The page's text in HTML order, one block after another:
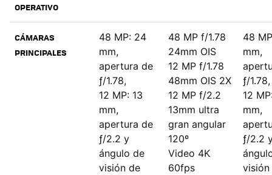
OPERATIVO
CÁMARAS
PRINCIPALES
48 MP: 24
mm,
apertura de
ƒ/1.78,
12 MP: 13
mm,
apertura de
ƒ/2.2 y
ángulo de
visión de
48 MP f/1.78
24mm OIS
12 MP f/1.78
48mm OIS 2X
12 MP f/2.2
13mm ultra
gran angular
120º
Video 4K
60fps
48
mm,
ƒ/1.78,
12
mm,
ƒ/2.2
visión